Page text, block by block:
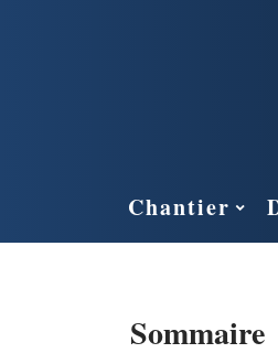
Chantier
Sommaire